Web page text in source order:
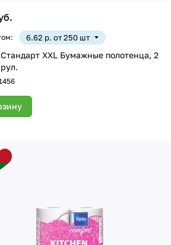
6.62 р. от 250 шт
XXL Бумажные полотенца, 2